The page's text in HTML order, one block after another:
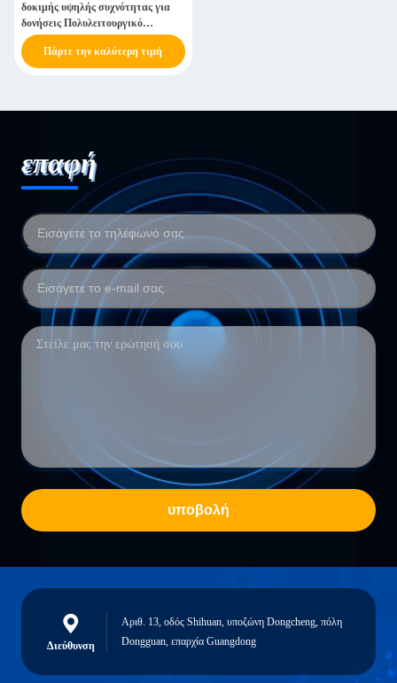
δοκιμής υψηλής συχνότητας για
δονήσεις Πολυλειτουργικό
σύστημα δοκιμής κλιματικών
δονήσεωνΠάρτε την καλύτερη τιμή
επαφή
υποβολή
Διεύθυνση
Αριθ. 13, οδός Shihuan, υποζώνη Dongcheng, πόλη
Dongguan, επαρχία Guangdong